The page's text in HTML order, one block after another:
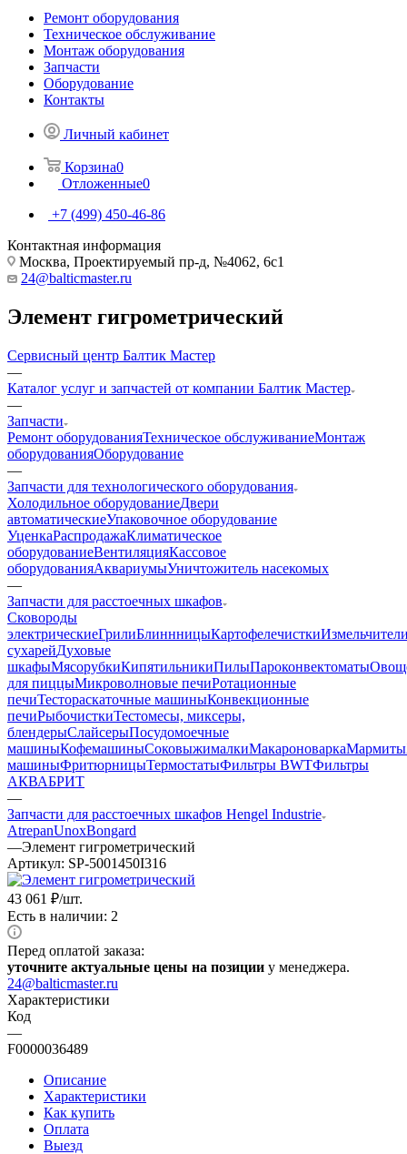
Ремонт оборудования
Техническое обслуживание
Монтаж оборудования
Запчасти
Оборудование
Контакты
Личный кабинет
Корзина0
Отложенные0
+7 (499) 450-46-86
Контактная информация
Москва, Проектируемый пр-д, №4062, 6с1
24@balticmaster.ru
Элемент гигрометрический
Сервисный центр Балтик Мастер
—
Каталог услуг и запчастей от компании Балтик Мастер
—
Запчасти
Ремонт оборудованияТехническое обслуживаниеМонтаж
оборудованияОборудование
—
Запчасти для технологического оборудования
Холодильное оборудованиеДвери
автоматическиеУпаковочное оборудование
УценкаРаспродажаКлиматическое
оборудованиеВентиляцияКассовое
оборудованияАквариумыУничтожитель насекомых
—
Запчасти для расстоечных шкафов
Cковороды
электрическиеГрилиБлиннницыКартофелечистки
сухарейДуховые
шкафыМясорубкиКипятильникиПилыПароконвектоматы
для пиццыМикроволновые печиРотационные
печиТестораскаточные машиныКонвекционные
печиРыбочисткиТестомесы, миксеры,
блендерыСлайсерыПосудомоечные
машиныКофемашиныСоковыжималкиМакароноваркаМармиты
машиныФритюрницыТермостатыФильтры BWTФильтры
АКВАБРИТ
—
Запчасти для расстоечных шкафов Hengel Industrie
AtrepanUnoxBongard
—Элемент гигрометрический
Артикул: SP-5001450I316
43 061 ₽/шт.
Есть в наличии: 2
Перед оплатой заказа:
уточните актуальные цены на позиции у менеджера.
24@balticmaster.ru
Характеристики
Код
—
F0000036489
Описание
Характеристики
Как купить
Оплата
Выезд